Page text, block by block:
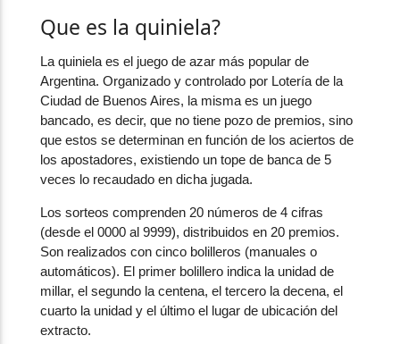
Que es la quiniela?
La quiniela es el juego de azar más popular de
Argentina. Organizado y controlado por Lotería de la
Ciudad de Buenos Aires, la misma es un juego
bancado, es decir, que no tiene pozo de premios, sino
que estos se determinan en función de los aciertos de
los apostadores, existiendo un tope de banca de 5
veces lo recaudado en dicha jugada.
Los sorteos comprenden 20 números de 4 cifras
(desde el 0000 al 9999), distribuidos en 20 premios.
Son realizados con cinco bolilleros (manuales o
automáticos). El primer bolillero indica la unidad de
millar, el segundo la centena, el tercero la decena, el
cuarto la unidad y el último el lugar de ubicación del
extracto.